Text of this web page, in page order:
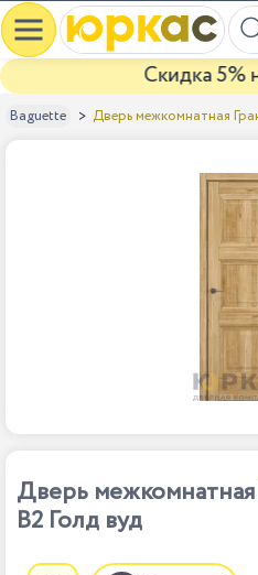
Скидка 5%
Baguette Дверь межкомнатная
Дверь
B2 Голд вуд